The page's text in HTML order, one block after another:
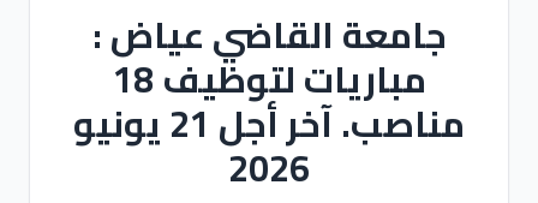
جامعة القاضي عياض :
مباريات لتوظيف 18
مناصب. آخر أجل 21 يونيو
2026